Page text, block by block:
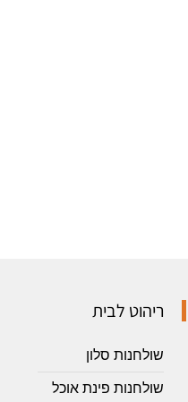
ריהוט לבית
שולחנות סלון
שולחנות פינת אוכל